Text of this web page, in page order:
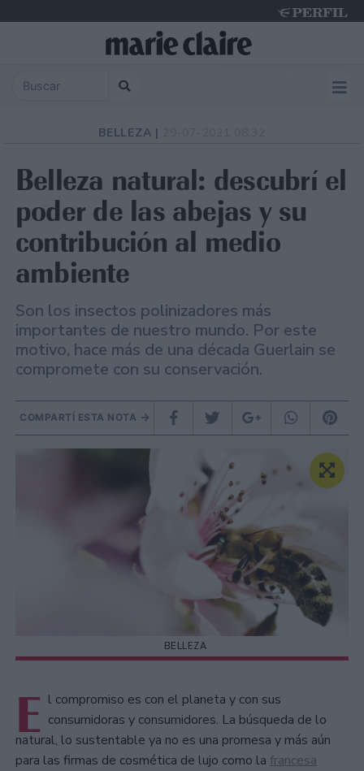
BELLEZA |
Belleza natural: descubrí el
poder de las abejas y su
contribución al medio
ambiente
Son los insectos polinizadores más
importantes de nuestro mundo. Por este
motivo, hace más de una década Guerlain se
compromete con su conservación.
COMPARTÍ ESTA NOTA
BELLEZA
E l compromiso es con el planeta y con sus
consumidoras y consumidores. La búsqueda de lo
natural, lo sustentable ya no es una promesa y más aún
para las firmas de cosmética de lujo como la francesa